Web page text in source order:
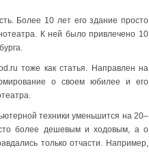
Более 10 лет его здание просто
К ней было привлечено 10
тоже как статья. Направлен на
о своем юбилее и его
техники уменьшится на 20–
более дешевым и ходовым, а о
только отчасти. Например,